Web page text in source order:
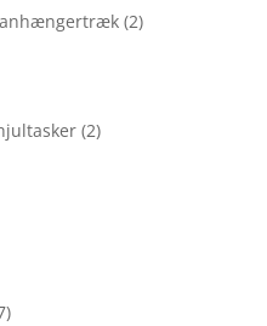
(2)
(2)